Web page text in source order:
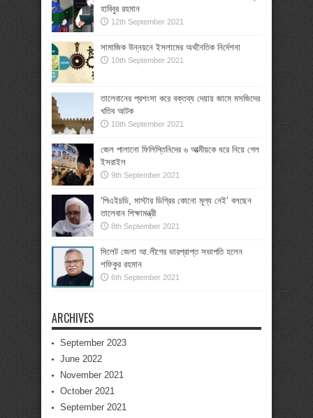
হাবিবুর রহমান
12th September 2021
সামাজিক উন্নয়নে ইসলামের অর্থনৈতিক নির্দেশনা
10th September 2021
তালেবানের প্রশংসা করে বক্তব্য দেয়ায় জামে মসজিদের
খতিব আটক
10th September 2021
জেল পালানো ফিলিস্তিনিদের ৬ আত্মীয়কে ধরে নিয়ে গেল
ইসরাইল
9th September 2021
‘পিএইচডি, মাস্টার ডিগ্রির কোনো মূল্য নেই’ বলছেন
তালেবান শিক্ষামন্ত্রী
8th September 2021
সিলেট জেলা আ.লীগের ভারপ্রাপ্ত সভাপতি হলেন
শফিকুর রহমান
6th September 2021
ARCHIVES
September 2023
June 2022
November 2021
October 2021
September 2021